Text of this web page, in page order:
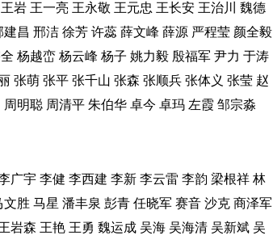
王岩 王一亮 王永敬 王元忠 王长安 王治川
魏德
建昌 邢洁 徐芳 许蕊 薛文峰 薛源 严程莹 颜全毅
杨越峦 杨云峰 杨子 姚力毅 殷福军 尹力 于涛
张萌 张平 张千山 张森 张顺兵 张体义 张莹 赵
周明聪 周清平 朱伯华 卓今 卓玛 左霞 邹宗淼
广宇 李健 李西建 李新 李云雷 李韵 梁根祥 林
文胜 马星 潘丰泉 彭青 任晓军 赛音 沙克 商泽军
岩森 王艳 王勇 魏运成 吴海 吴海清 吴新斌 吴